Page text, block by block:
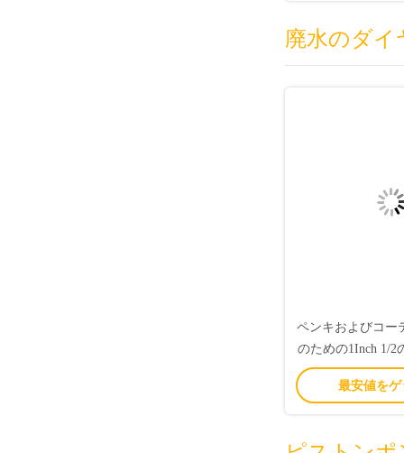
廃水のダ
ペンキおよびコー
のための1Inch 1/2
のダイヤフラム
最安値を